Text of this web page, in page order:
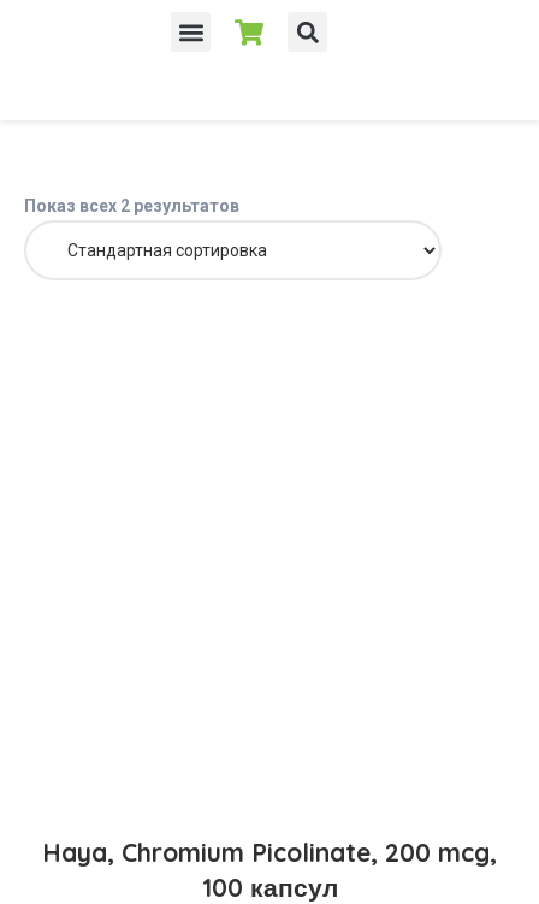
Показ всех 2 результатов
Haya, Chromium Picolinate, 200 mcg,
100 капсул